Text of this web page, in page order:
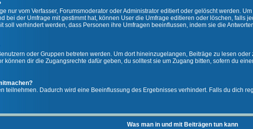
nur vom Verfasser, Forumsmoderator oder Administrator editiert oder gelöscht werden.
bei der Umfrage mit gestimmt hat, können User die Umfrage editieren oder löschen, falls
soll verhindert werden, dass Personen ihre Umfragen beeinflussen, indem sie die
oder Gruppen betreten werden. Um dort hineinzugelangen, Beiträge zu lesen
können dir die Zugangsrechte dafür geben, du solltest sie um Zugang bitten, sofern du
teilnehmen. Dadurch wird eine Beeinflussung des Ergebnisses verhindert. Falls du dich
Was man in und mit Beiträgen tun kann